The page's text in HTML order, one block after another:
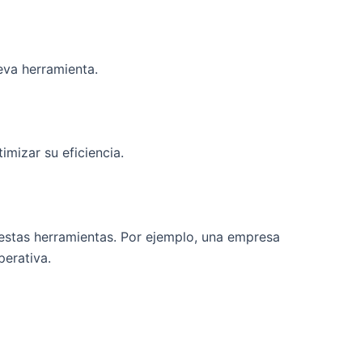
herramienta.
su eficiencia.
herramientas. Por ejemplo, una empresa